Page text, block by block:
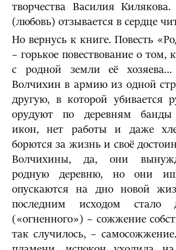
творчества Василия
(любовь) отзывается в сердце
Но вернусь к книге. Повесть
– горькое повествование о том,
с родной земли её
Волчихин в армию из одной
другую, в которой убивается
орудуют по деревням банды
икон, нет работы и даже
борются за жизнь и своё
Волчихины, да, они
родную деревню, но они
опускаются на дно новой
последним исходом стало
(«огненного») – сожжение
так случилось, –